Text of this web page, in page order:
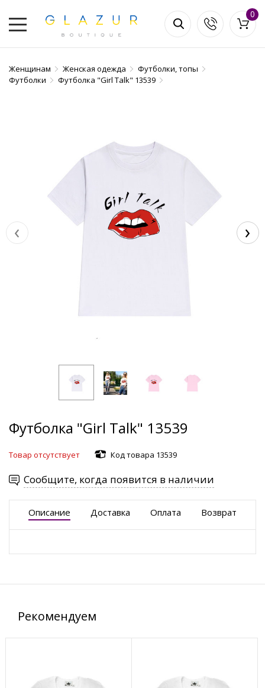
0
Женщинам Женская одежда
Футболки, топы
Футболки
Футболка "Girl Talk" 13539
‹ ›
Футболка "Girl Talk" 13539
Товар отсутствует Код товара 13539
Сообщите, когда появится в наличии
Описание Доставка Оплата Возврат
Рекомендуем